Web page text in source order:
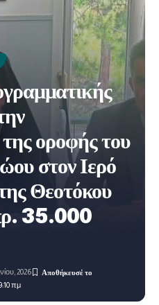
οροφής του
στον Ιερό
Θεοτόκου
35.000
πμ
2026